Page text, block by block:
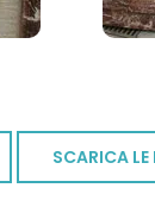
SCARICA